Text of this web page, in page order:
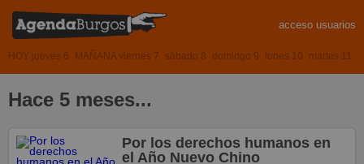
acceso usuarios
HOY jueves 6 MAÑANA viernes 7 sábado 8 domingo 9 lunes 10 martes 11
Hace 5 meses...
Por los derechos humanos en
el Año Nuevo Chino